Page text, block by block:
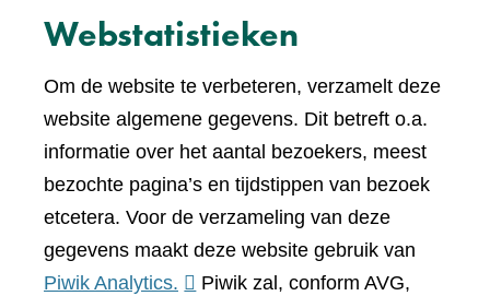
Webstatistieken
Om de website te verbeteren, verzamelt deze
website algemene gegevens. Dit betreft o.a.
informatie over het aantal bezoekers, meest
bezochte pagina’s en tijdstippen van bezoek
etcetera. Voor de verzameling van deze
gegevens maakt deze website gebruik van
Piwik Analytics. (verwijst
Piwik zal, conform AVG,